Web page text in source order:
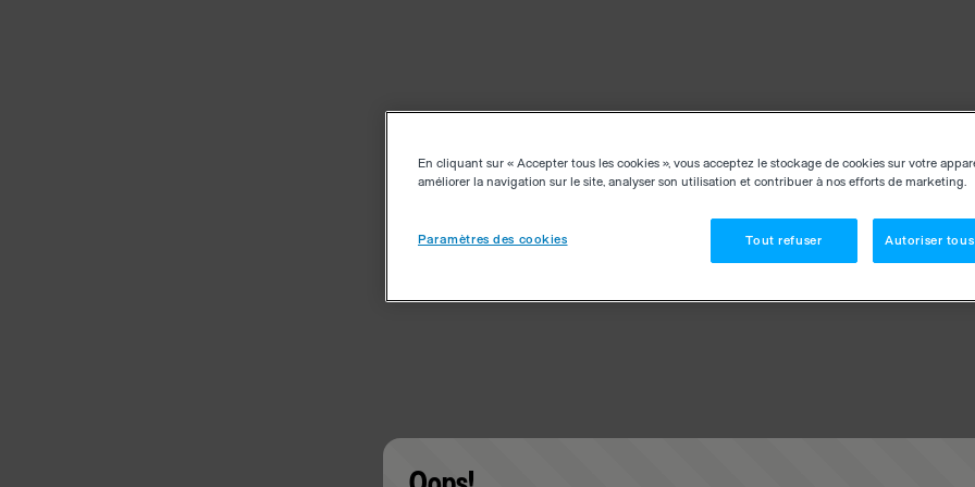
En cliquant sur « Accepter tous les cookies », vous acceptez le stockage de cookies sur votre
améliorer la navigation sur le site, analyser son utilisation et contribuer à nos efforts de marketing.
Paramètres des cookies Tout refuser Autoriser